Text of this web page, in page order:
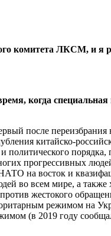
комитета ЛКСМ, и я
когда
после переизбрания
китайско-
политического
прогрессивных
на восток и
во всем мире, а также
жестокого
режимом на
(в 2019 году